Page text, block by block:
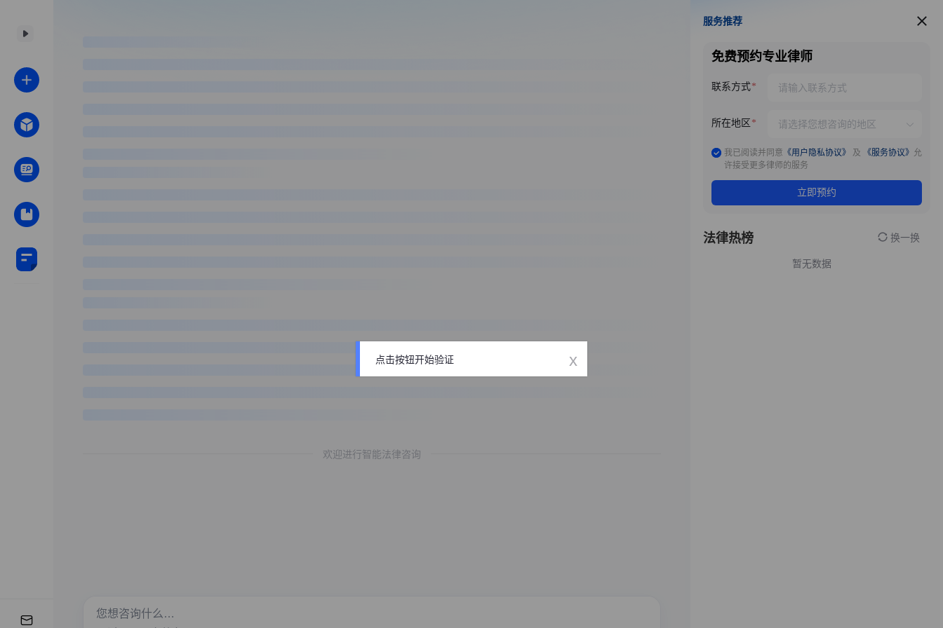
欢迎进行智能法律咨询
服务推荐
服务推荐
免费预约专业律师
联系方式
所在地区
我已阅读并同意 《用户隐私协议》 及 《服务协议》 允
许接受更多律师的服务
立即预约
法律热榜 换一换
暂无数据
点击按钮开始验证 x